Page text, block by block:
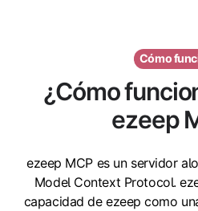
Cómo
¿Cómo
ezeep
ezeep MCP es un servidor
Model Context Protocol.
capacidad de ezeep como